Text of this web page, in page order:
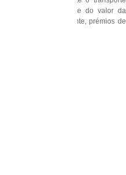
assume metade do valor da
e, atribui anualmente, prémios de